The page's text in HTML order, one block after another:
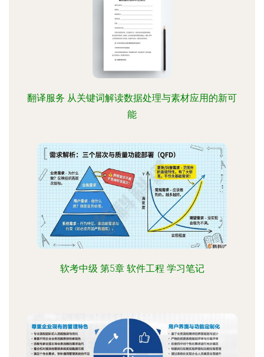
翻译服务 从关键词解读数据处理与素材应用的新可
能
软考中级 第5章 软件工程 学习笔记